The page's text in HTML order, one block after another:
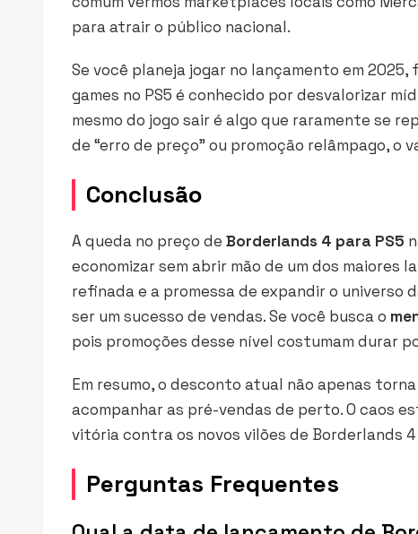
para atrair o público nacional.
Se você planeja jogar no lançamento em
games no PS5 é conhecido por desvalorizar
mesmo do jogo sair é algo que raramente se
de “erro de preço” ou promoção relâmpago, o
Conclusão
A queda no preço de Borderlands 4 para PS5
economizar sem abrir mão de um dos maiores
refinada e a promessa de expandir o universo
ser um sucesso de vendas. Se você busca o
pois promoções desse nível costumam durar
Em resumo, o desconto atual não apenas
acompanhar as pré-vendas de perto. O caos
vitória contra os novos vilões de Borderlands
Perguntas Frequentes